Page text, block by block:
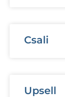
Csali
Upsell